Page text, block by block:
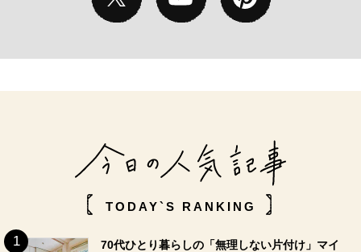
TODAY`S RANKING
70代ひとり暮らしの「無理しない片付け」マイ